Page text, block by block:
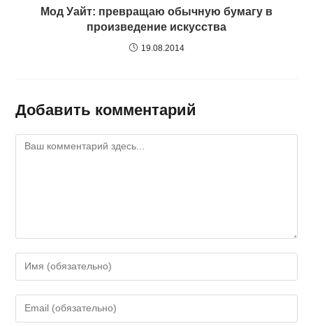
Мод Уайт: превращаю обычную бумагу в
произведение искусства
19.08.2014
Добавить комментарий
Комментарий
Введите
свое
имя
или
Введите
свой